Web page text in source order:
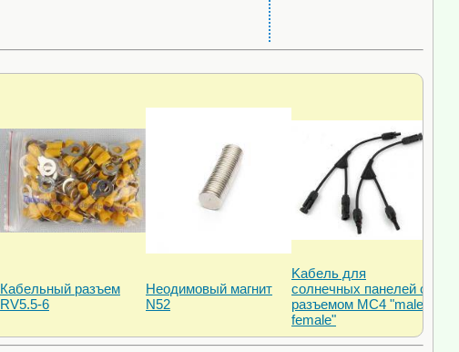
Кабельный разъем
RV5.5-6
Неодимовый магнит
N52
Kабель для
солнечных панелей с
разъемом МС4 "male-
female"